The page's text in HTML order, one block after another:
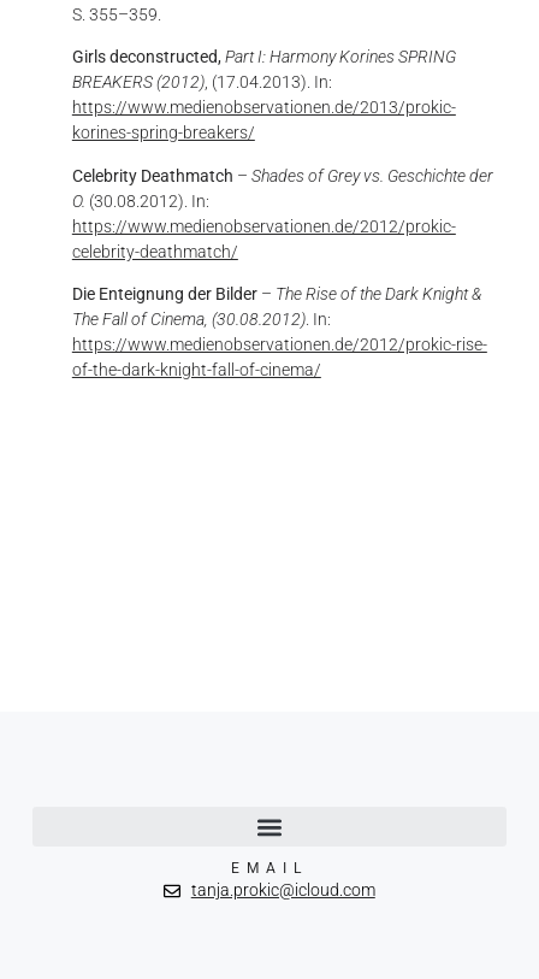
S. 355–359.
Girls deconstructed,Part I: Harmony Korines SPRING
BREAKERS (2012), (17.04.2013). In:
https://www.medienobservationen.de/2013/prokic-
korines-spring-breakers/
Celebrity Deathmatch – Shades of Grey vs. Geschichte der
O. (30.08.2012). In:
https://www.medienobservationen.de/2012/prokic-
celebrity-deathmatch/
Die Enteignung der Bilder– The Rise of the Dark Knight &
The Fall of Cinema, (30.08.2012). In:
https://www.medienobservationen.de/2012/prokic-rise-
of-the-dark-knight-fall-of-cinema/
EMAIL
tanja.prokic@icloud.com